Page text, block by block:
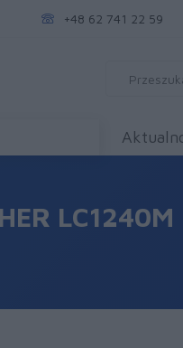
+48 62 741 22 59